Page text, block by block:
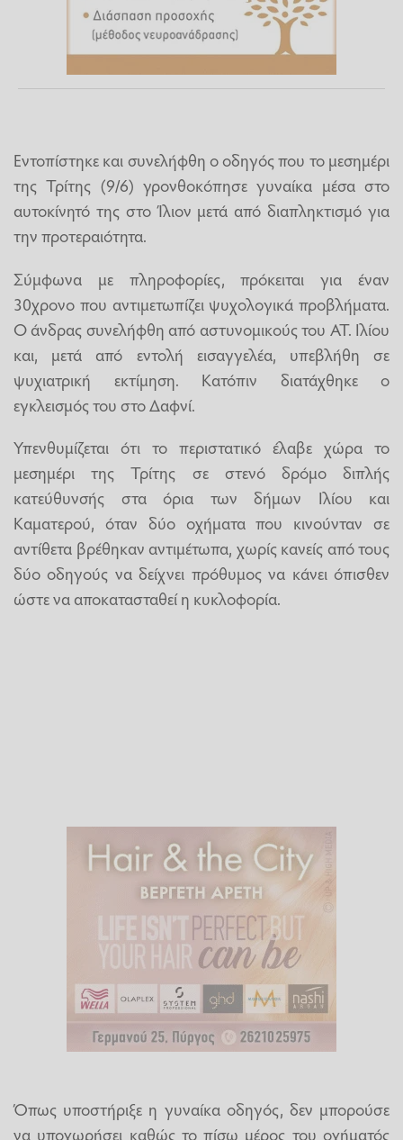
Εντοπίστηκε και συνελήφθη ο οδηγός που το μεσημέρι
της Τρίτης (9/6) γρονθοκόπησε γυναίκα μέσα στο
αυτοκίνητό της στο Ίλιον μετά από διαπληκτισμό για
την προτεραιότητα.
Σύμφωνα με πληροφορίες, πρόκειται για έναν
30χρονο που αντιμετωπίζει ψυχολογικά προβλήματα.
Ο άνδρας συνελήφθη από αστυνομικούς του ΑΤ. Ιλίου
και, μετά από εντολή εισαγγελέα, υπεβλήθη σε
ψυχιατρική εκτίμηση. Κατόπιν διατάχθηκε ο
εγκλεισμός του στο Δαφνί.
Υπενθυμίζεται ότι το περιστατικό έλαβε χώρα το
μεσημέρι της Τρίτης σε στενό δρόμο διπλής
κατεύθυνσής στα όρια των δήμων Ιλίου και
Καματερού, όταν δύο οχήματα που κινούνταν σε
αντίθετα βρέθηκαν αντιμέτωπα, χωρίς κανείς από τους
δύο οδηγούς να δείχνει πρόθυμος να κάνει όπισθεν
ώστε να αποκατασταθεί η κυκλοφορία.
Όπως υποστήριξε η γυναίκα οδηγός, δεν μπορούσε
να υποχωρήσει καθώς το πίσω μέρος του οχήματός